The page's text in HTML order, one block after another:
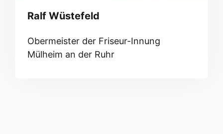
Ralf Wüstefeld
Obermeister der Friseur-Innung
Mülheim an der Ruhr